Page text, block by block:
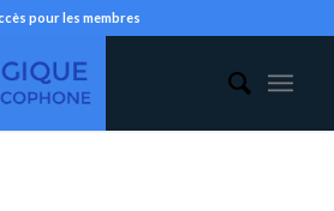
pour les membres